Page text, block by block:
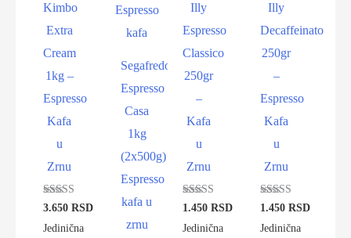
Kimbo
Extra
Cream
1kg –
Espresso
Kafa
u
Zrnu
Ocenjeno sa
4.89
od 5
3.650RSD
Jedinična
Segafredo
Espresso
Casa
1kg
(2x500g)
Espresso
kafa u
zrnu
Illy
Espresso
Classico
250gr
–
Kafa
u
Zrnu
Ocenjeno sa
4.91
od 5
1.450RSD
Jedinična
Illy
Decaffeinato
250gr
–
Espresso
Kafa
u
Zrnu
Ocenjeno sa
5.00
od 5
1.450RSD
Jedinična